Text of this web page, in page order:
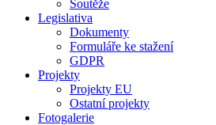
Soutěže
Legislativa
Dokumenty
Formuláře ke stažení
GDPR
Projekty
Projekty EU
Ostatní projekty
Fotogalerie